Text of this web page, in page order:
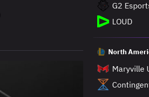
G2
LOUD
North
Maryville